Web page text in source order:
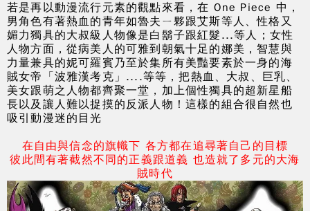
若是再以動漫流行元素的觀點來看，在 One Piece 中，
男角色有著熱血的青年如魯夫ㄧ夥跟艾斯等人、性格又
媚力獨具的大叔級人物像是白鬍子跟紅髮...等人；女性
人物方面，從病美人的可雅到朝氣十足的娜美，智慧與
力量兼具的妮可羅賓乃至於集所有美豔要素於一身的海
賊女帝「波雅漢考克」....等等，把熱血、大叔、巨乳、
美女跟萌之人物都齊聚一堂，加上個性獨具的超新星船
長以及讓人難以捉摸的反派人物！這樣的組合很自然也
吸引動漫迷的目光
在自由與信念的旗幟下 各方都在追尋著自己的目標
彼此間有著截然不同的正義跟道義 也造就了多元的大海
賊時代